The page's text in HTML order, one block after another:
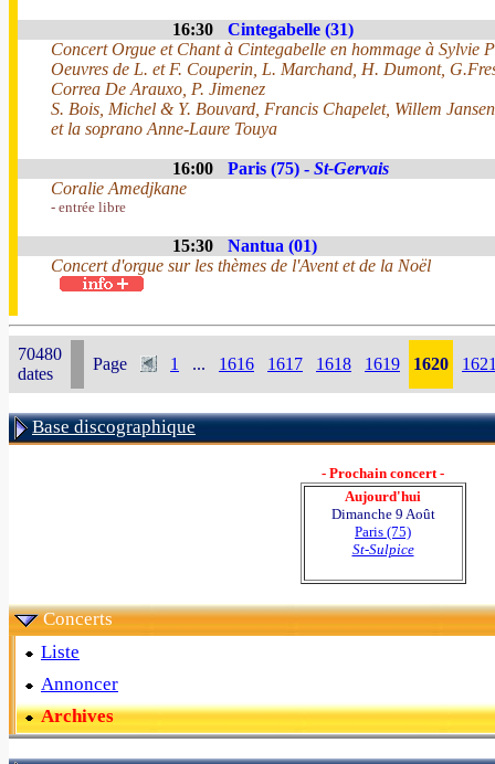
16:30
Cintegabelle (31)
Concert Orgue et Chant à Cintegabelle en hommage à Sylvie
Oeuvres de L. et F. Couperin, L. Marchand, H. Dumont,
Correa De Arauxo, P. Jimenez
S. Bois, Michel & Y. Bouvard, Francis Chapelet, Willem
et la soprano Anne-Laure Touya
16:00 Paris (75) - St-Gervais
Coralie Amedjkane
- entrée libre
15:30
Nantua (01)
Concert d'orgue sur les thèmes de l'Avent et de la Noël
70480
dates
Page 1 ... 1616 1617 1618 1619 1620
Base discographique
- Prochain concert -
Aujourd'hui
Dimanche 9 Août
Paris (75)
St-Sulpice
Concerts
Liste
Annoncer
Archives